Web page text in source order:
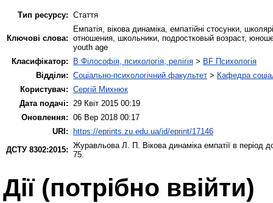
Тип ресурсу: Стаття
Ключові слова:
Емпатія, вікова динаміка, емпатійні стосунки,
отношения, школьники, подростковый возраст,
youth age
Класифікатор:
B Філософія, психологія, релігія > BF Психологія
Відділи: Соціально-психологічний факультет > Кафедра
Користувач: Сергій Михнюк
Дата подачі: 29 Квіт 2015 00:19
Оновлення: 06 Вер 2018 00:17
URI:
https://eprints.zu.edu.ua/id/eprint/17146
ДСТУ 8302:2015: Журавльова Л. П. Вікова динаміка емпатії в період
75.
Дії ​​(потрібно ввійти)